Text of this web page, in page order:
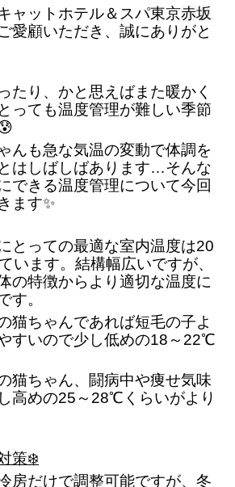
ャットホテル＆スパ東京赤坂
愛顧いただき、誠にありがと
たり、かと思えばまた暖かく
っても温度管理が難しい季節
んも急な気温の変動で体調を
はしばしばあります…そんな
できる温度管理について今回
ます✨
とっての最適な室内温度は20
います。結構幅広いですが、
の特徴からより適切な温度に
す。
猫ちゃんであれば短毛の子よ
すいので少し低めの18～22℃
猫ちゃん、闘病中や痩せ気味
高めの25～28℃くらいがより
策❄️
房だけで調整可能ですが、冬